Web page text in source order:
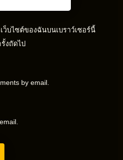
บไซต์ของฉันบนเบราว์เซอร์นี้
งถัดไป
by email.